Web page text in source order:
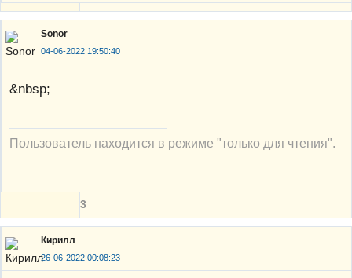
Sonor
04-06-2022 19:50:40
&nbsp;
Пользователь находится в режиме "только для чтения".
3
Кирилл
26-06-2022 00:08:23